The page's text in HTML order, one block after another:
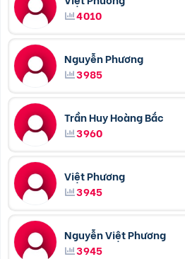
4010
Nguyễn Phương
3985
Trần Huy Hoàng Bắc
3960
Việt Phương
3945
Nguyễn Việt Phương
3945